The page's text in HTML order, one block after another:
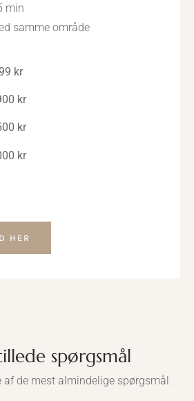
min
samme område
kr
kr
kr
kr
HER
spørgsmål
af de mest almindelige spørgsmål.